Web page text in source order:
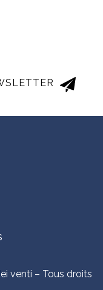
venti – Tous droits